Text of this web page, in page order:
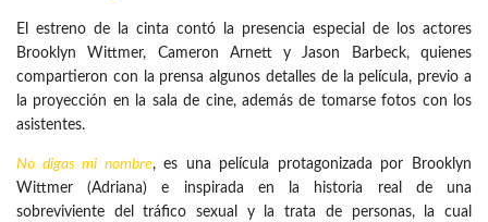
El estreno de la cinta contó la presencia especial de los actores
Brooklyn Wittmer, Cameron Arnett y Jason Barbeck, quienes
compartieron con la prensa algunos detalles de la película, previo a
la proyección en la sala de cine, además de tomarse fotos con los
asistentes.
No digas mi nombre, es una película protagonizada por Brooklyn
Wittmer (Adriana) e inspirada en la historia real de una
sobreviviente del tráfico sexual y la trata de personas, la cual